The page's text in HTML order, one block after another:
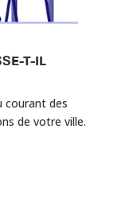
T-IL
courant des
de votre ville.